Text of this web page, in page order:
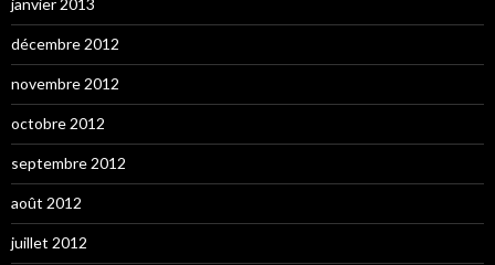
janvier 2013
décembre 2012
novembre 2012
octobre 2012
septembre 2012
août 2012
juillet 2012